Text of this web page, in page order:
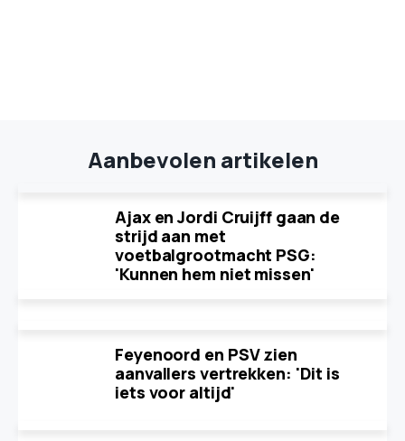
Aanbevolen artikelen
Ajax en Jordi Cruijff gaan de
strijd aan met
voetbalgrootmacht PSG:
'Kunnen hem niet missen'
Feyenoord en PSV zien
aanvallers vertrekken: 'Dit is
iets voor altijd'